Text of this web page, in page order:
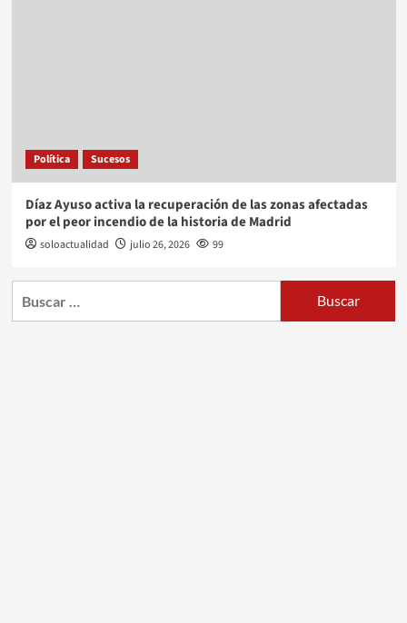
Política Sucesos
Díaz Ayuso activa la recuperación de las zonas afectadas
por el peor incendio de la historia de Madrid
soloactualidad julio 26, 2026 99